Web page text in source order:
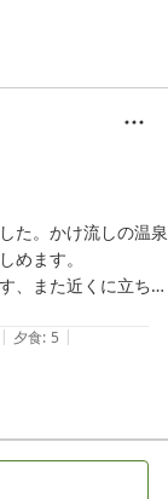
いうシステム）
、夕方も朝も待たず
食も大満足でした。
した。
たが、ロープウェイ
き、混雑を避けれ
ケットもいただけま
切で丁寧な接客がと
見送りくださり、新
た。ありがとうござ
た。かけ流しの温泉
めます。
、また近くに立ち寄
| 夕食: 5 |